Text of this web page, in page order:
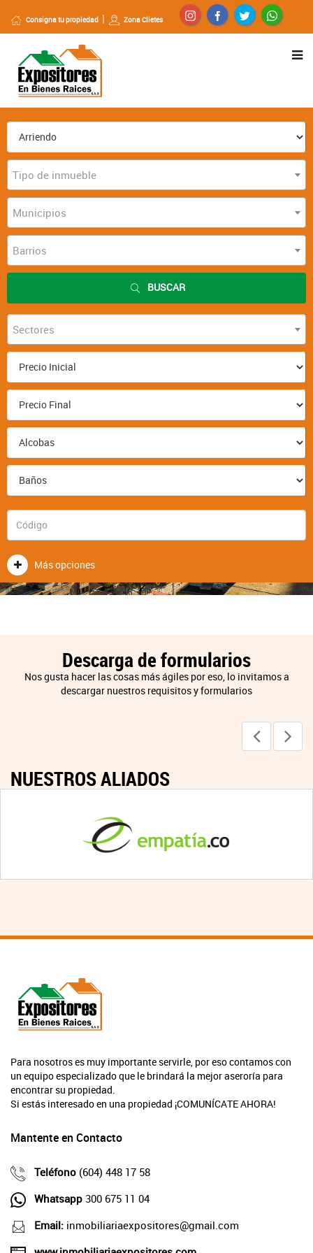
Consigna tu propiedad Zona Clietes
Tipo de inmueble
Municipios
Barrios
BUSCAR
Sectores
Más opciones
Descarga de formularios
Nos gusta hacer las cosas más ágiles por eso, lo invitamos a
descargar nuestros requisitos y formularios
NUESTROS ALIADOS
Para nosotros es muy importante servirle, por eso contamos con
un equipo especializado que le brindará la mejor aseroría para
encontrar su propiedad.
Si estás interesado en una propiedad ¡COMUNÍCATE AHORA!
Mantente en Contacto
Teléfono (604) 448 17 58
Whatsapp 300 675 11 04
Email: inmobiliariaexpositores@gmail.com